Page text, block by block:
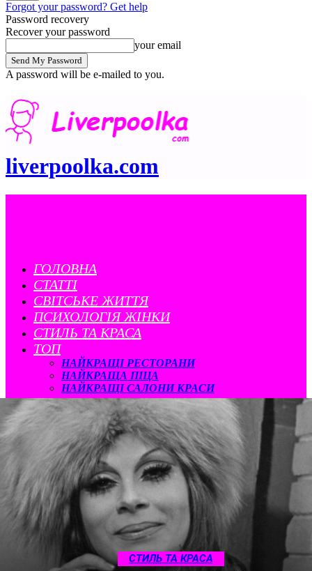
Forgot your password? Get help
Password recovery
Recover your password
your email
A password will be e-mailed to you.
liverpoolka.com
ГОЛОВНА
СТАТТІ
CВІТСЬКЕ ЖИТТЯ
ПСИХОЛОГІЯ ЖІНКИ
СТИЛЬ ТА КРАСА
ТОП
НАЙКРАЩІ РЕСТОРАНИ
НАЙКРАЩА ПІЦА
НАЙКРАЩІ САЛОНИ КРАСИ
СТИЛЬ ТА КРАСА